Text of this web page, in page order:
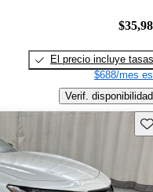
El precio incluye tasas
$688/mes
Verif. disponibilidad